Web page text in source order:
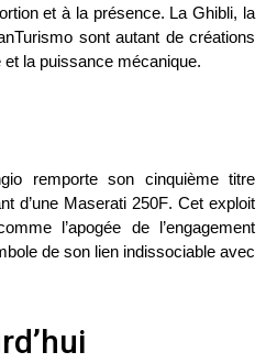
et à la présence. LaGhibli, la
sont autant de créations
et la puissance mécanique.
remporte son cinquième titre
d’une Maserati 250F. Cet exploit
l’apogée de l’engagement
de son lien indissociable avec